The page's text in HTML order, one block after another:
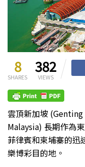
8
SHARES
382
VIEWS
雲頂新加坡
Malaysia) 長期作為
菲律賓和柬埔寨的迅
樂博彩目的地。